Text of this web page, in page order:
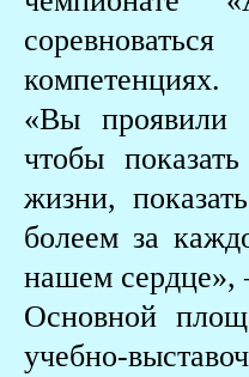
компетенциях.
«Вы проявили
чтобы
жизни,
болеем за
нашем сердце»,
Основной
учебно-